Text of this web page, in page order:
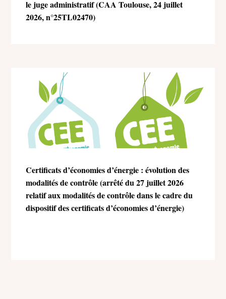
le juge administratif (CAA Toulouse, 24 juillet
2026, n°25TL02470)
Certificats d’économies d’énergie : évolution des
modalités de contrôle (arrêté du 27 juillet 2026
relatif aux modalités de contrôle dans le cadre du
dispositif des certificats d’économies d’énergie)